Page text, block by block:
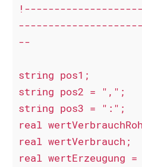
--
string pos1;
string pos2 = ",";
string pos3 = ":";
real
real wertVerbrauch;
real wertErzeugung =